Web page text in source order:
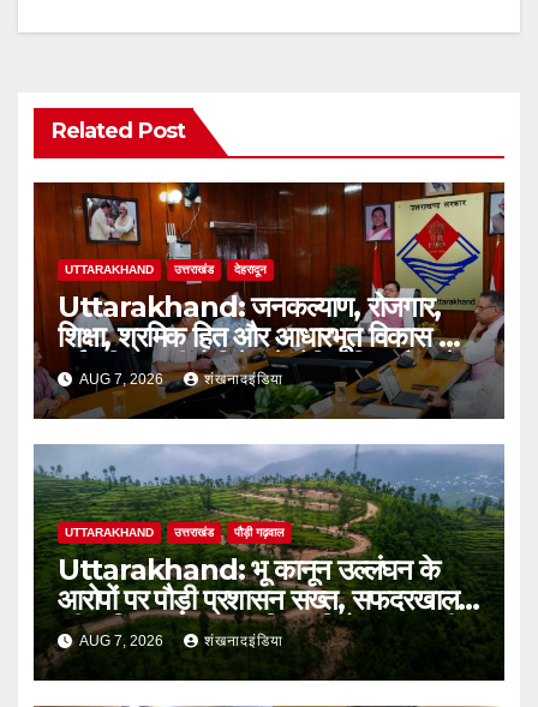
Related Post
UTTARAKHAND उत्तराखंड देहरादून
Uttarakhand: जनकल्याण, रोजगार,
शिक्षा, श्रमिक हित और आधारभूत विकास को
नई गति : धामी कैबिनेट के ऐतिहासिक फैसले
AUG 7, 2026 शंखनादइंडिया
UTTARAKHAND उत्तराखंड पौड़ी गढ़वाल
Uttarakhand: भू कानून उल्लंघन के
आरोपों पर पौड़ी प्रशासन सख्त, सफदरखाल
की कथित अवैध टाउनशिप परियोजना पर डीएम
ने लगाई रोक
AUG 7, 2026 शंखनादइंडिया